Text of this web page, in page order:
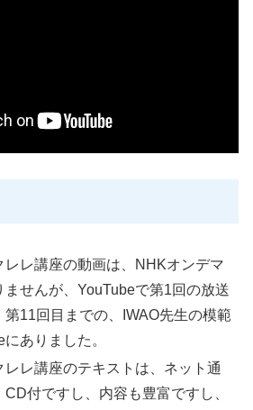
レレ講座の動画は、NHKオンデマ
ませんが、YouTubeで第1回の放送
11回目までの、IWAO先生の模範
ありました。
レレ講座のテキストは、ネット通
付ですし、内容も豊富ですし、